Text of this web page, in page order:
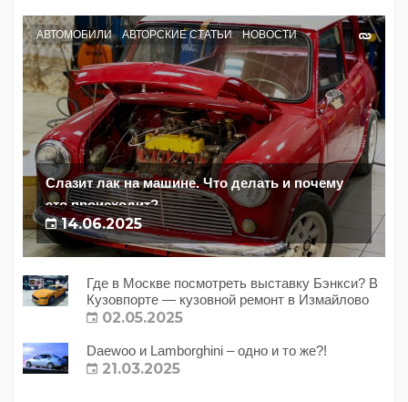
АВТОМОБИЛИ АВТОРСКИЕ СТАТЬИ НОВОСТИ
Слазит лак на машине. Что делать и почему
это происходит?
14.06.2025
Где в Москве посмотреть выставку Бэнкси? В
Кузовпорте — кузовной ремонт в Измайлово
02.05.2025
Daewoo и Lamborghini – одно и то же?!
21.03.2025